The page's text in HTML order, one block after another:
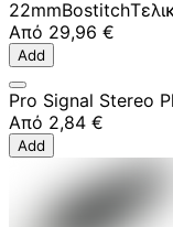
22mmBostitch
Από 29,96 €
Add
Pro Signal Stereo
Από 2,84 €
Add